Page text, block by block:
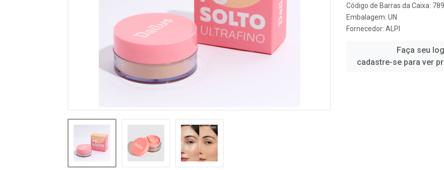
Código de Barras da Caixa:
Embalagem: UN
Fornecedor: ALPI
Faça seu
cadastre-se para ver